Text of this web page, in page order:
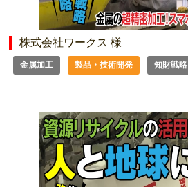
株式会社ワークス 様
金属加工 製品・技術開発 知財戦略